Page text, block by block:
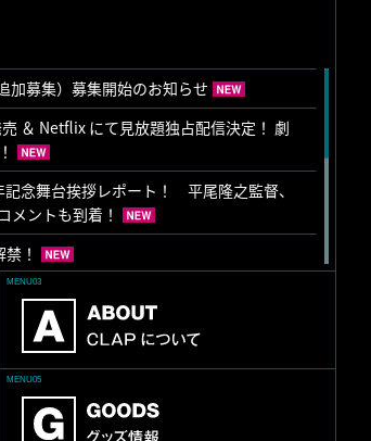
加募集）募集開始のお知らせ
＆ Netflix にて見放題独占配信決定！ 劇
記念舞台挨拶レポート！ 平尾隆之監督、
メントも到着！
！
アルが公開！
アニメーションショーケース」プレゼンテ
亮一郎プロデューサー 登壇！
タビュー
MENU03
MENU05